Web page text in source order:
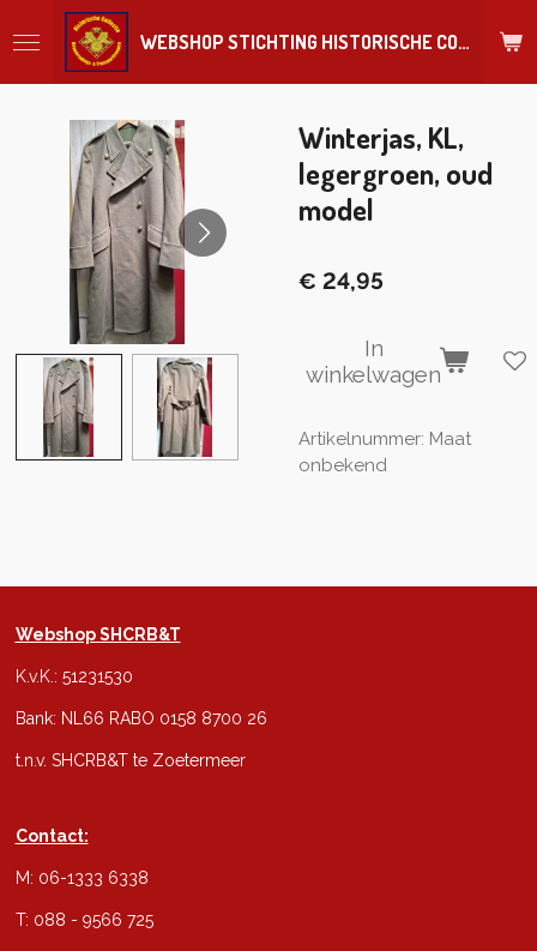
direct
hoofdinhoud
WEBSHOP STICHTING HISTORISCHE COLLECTIE REGIMENT
Winterjas, KL,
legergroen, oud
model
€ 24,95
In
winkelwagen
Artikelnummer: Maat
onbekend
Webshop SHCRB&T
K.v.K.: 51231530
Bank: NL66 RABO 0158 8700 26
t.n.v. SHCRB&T te Zoetermeer
Contact:
M: 06-1333 6338
T: 088 - 9566 725